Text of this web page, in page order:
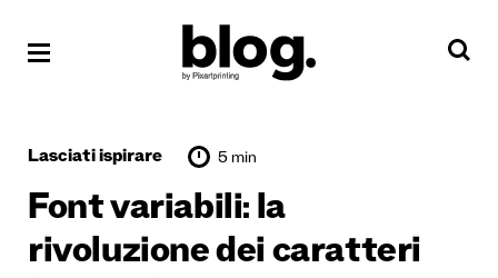
Lasciati ispirare 5 min
Font variabili: la
rivoluzione dei caratteri